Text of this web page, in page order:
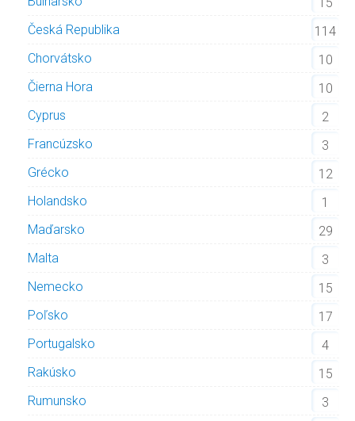
Česká Republika
114
Chorvátsko
10
Čierna Hora
10
Cyprus
2
Francúzsko
3
Grécko
12
Holandsko
1
Maďarsko
29
Malta
3
Nemecko
15
Poľsko
17
Portugalsko
4
Rakúsko
15
Rumunsko
3